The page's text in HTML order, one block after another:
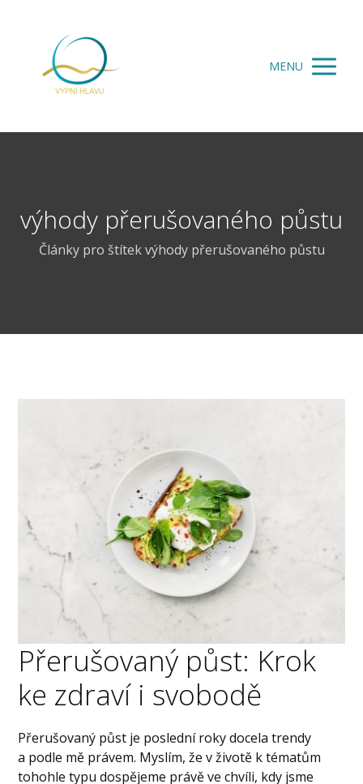
MENU
výhody přerušovaného půstu
Články pro štítek výhody přerušovaného půstu
Přerušovaný půst: Krok
ke zdraví i svobodě
Přerušovaný půst je poslední roky docela trendy
a podle mě právem. Myslím, že v životě k tématům
tohohle typu dospějeme právě ve chvíli, kdy jsme